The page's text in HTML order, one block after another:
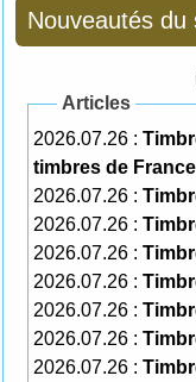
Nouveautés du
Articles
2026.07.26 :
timbres de
2026.07.26 :
2026.07.26 :
2026.07.26 :
2026.07.26 :
2026.07.26 :
2026.07.26 :
2026.07.26 :